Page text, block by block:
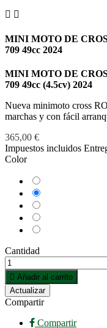
 
MINI MOTO DE
709 49cc 2024
MINI MOTO DE
709 49cc (4.5cv) 2024
Nueva minimoto cross
marchas y con fácil
365,00 €
Impuestos incluidos
Color
Cantidad
 Añadir al carrito
Compartir
Compartir